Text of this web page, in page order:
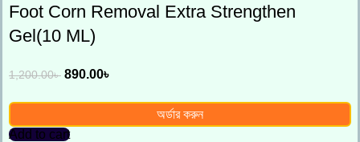
Foot Corn Removal Extra Strengthen
Gel(10 ML)
1,200.00৳ 890.00৳
Add to cart
অর্ডার করুন